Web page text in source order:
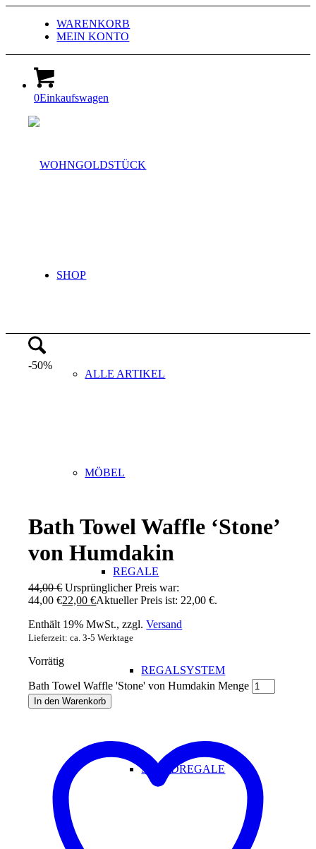
WARENKORB
MEIN KONTO
0Einkaufswagen
SHOP
ALLE ARTIKEL
MÖBEL
REGALE
REGALSYSTEM
STANDREGALE
-50%
Bath Towel Waffle ‘Stone’
von Humdakin
44,00€ Ursprünglicher Preis war:
44,00 €22,00€Aktueller Preis ist: 22,00 €.
Enthält 19% MwSt., zzgl.Versand
Lieferzeit: ca. 3-5 Werktage
Vorrätig
Bath Towel Waffle 'Stone' von Humdakin Menge
In den Warenkorb